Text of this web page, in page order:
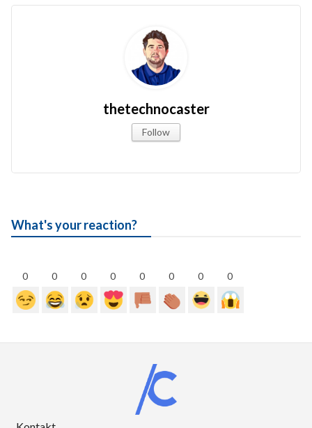
thetechnocaster
Follow
What's your reaction?
0 0 0 0 0 0 0 0